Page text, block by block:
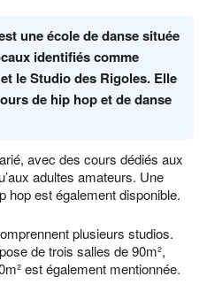
une école de danse située
identifiés comme
le Studio des Rigoles. Elle
de hip hop et de danse
avec des cours dédiés aux
adultes amateurs. Une
hop est également disponible.
plusieurs studios.
de trois salles de 90m²,
est également mentionnée.